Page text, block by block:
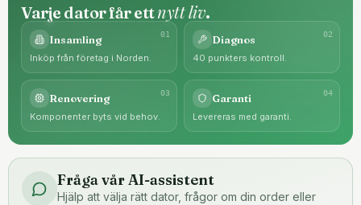
Varje dator får ettnytt liv.
01
Insamling
Inköp från företag i Norden.
02
Diagnos
40 punkters kontroll.
03
Renovering
Komponenter byts vid behov.
04
Garanti
Levereras med garanti.
Fråga vår AI-assistent
Hjälp att välja rätt dator, frågor om din order eller